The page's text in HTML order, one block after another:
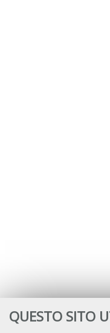
QUESTO SITO